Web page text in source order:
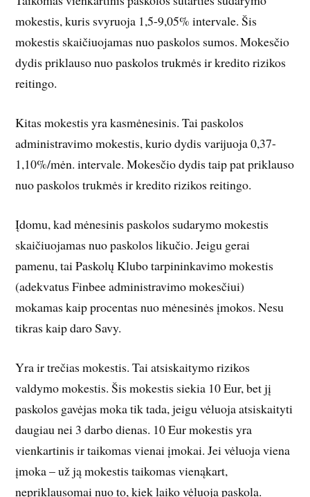
mokestis, kuris svyruoja 1,5-9,05% intervale. Šis
mokestis skaičiuojamas nuo paskolos sumos. Mokesčio
dydis priklauso nuo paskolos trukmės ir kredito rizikos
reitingo.
Kitas mokestis yra kasmėnesinis. Tai paskolos
administravimo mokestis, kurio dydis varijuoja 0,37-
1,10%/mėn. intervale. Mokesčio dydis taip pat priklauso
nuo paskolos trukmės ir kredito rizikos reitingo.
Įdomu, kad mėnesinis paskolos sudarymo mokestis
skaičiuojamas nuo paskolos likučio. Jeigu gerai
pamenu, tai Paskolų Klubo tarpininkavimo mokestis
(adekvatus Finbee administravimo mokesčiui)
mokamas kaip procentas nuo mėnesinės įmokos. Nesu
tikras kaip daro Savy.
Yra ir trečias mokestis. Tai atsiskaitymo rizikos
valdymo mokestis. Šis mokestis siekia 10 Eur, bet jį
paskolos gavėjas moka tik tada, jeigu vėluoja atsiskaityti
daugiau nei 3 darbo dienas. 10 Eur mokestis yra
vienkartinis ir taikomas vienai įmokai. Jei vėluoja viena
įmoka – už ją mokestis taikomas vienąkart,
nepriklausomai nuo to, kiek laiko vėluoja paskola.